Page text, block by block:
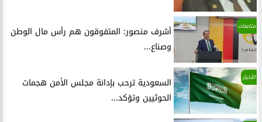
متابعات
أشرف منصور: المتفوقون هم رأس مال الوطن
وصناع...
الأخبار
السعودية ترحب بإدانة مجلس الأمن هجمات
الحوثيين وتؤكد...